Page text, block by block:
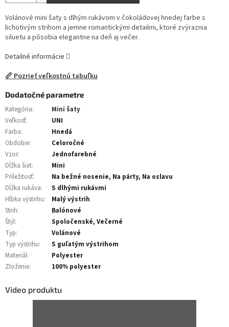
Volánové mini šaty s dlhým rukávom v čokoládovej hnedej farbe s
lichotivým strihom a jemne romantickými detailmi, ktoré zvýraznia
siluetu a pôsobia elegantne na deň aj večer.
Detailné informácie
📏 Pozrieť veľkostnú tabuľku
Dodatočné parametre
Kategória:
Mini šaty
Veľkosť:
UNI
Farba:
Hnedá
Obdobie:
Celoročné
Vzor:
Jednofarebné
Dĺžka šiat:
Mini
Príležitosť:
Na bežné nosenie, Na párty, Na oslavu
Dĺžka rukáva:
S dlhými rukávmi
Hĺbka výstrihu:
Malý výstrih
Strih:
Balónové
Štýl:
Spoločenské, Večerné
Typ:
Volánové
Typ výstrihu:
S guľatým výstrihom
Materiál:
Polyester
Zloženie: 100% polyester
Video produktu